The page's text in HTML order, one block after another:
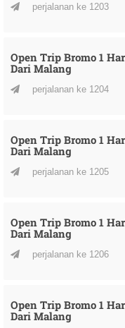
perjalanan ke 1203
Open Trip Bromo 1
Dari Malang
perjalanan ke 1204
Open Trip Bromo 1
Dari Malang
perjalanan ke 1205
Open Trip Bromo 1
Dari Malang
perjalanan ke 1206
Open Trip Bromo 1
Dari Malang